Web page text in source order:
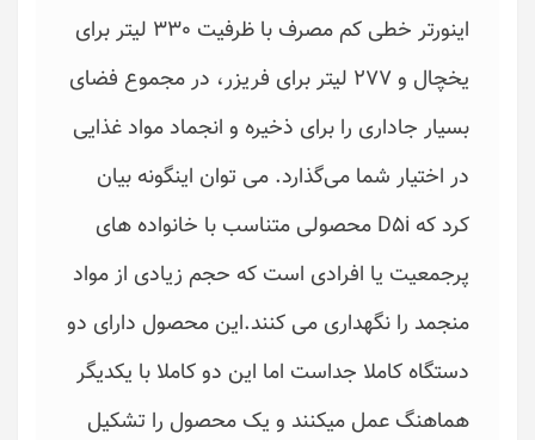
اینورتر خطی کم مصرف با ظرفیت 330 لیتر برای
یخچال و 277 لیتر برای فریزر، در مجموع فضای
بسیار جاداری را برای ذخیره و انجماد مواد غذایی
در اختیار شما می‌گذارد. می توان اینگونه بیان
کرد که D5i محصولی متناسب با خانواده های
پرجمعیت یا افرادی است که حجم زیادی از مواد
منجمد را نگهداری می کنند.این محصول دارای دو
دستگاه کاملا جداست اما این دو کاملا با یکدیگر
هماهنگ عمل میکنند و یک محصول را تشکیل